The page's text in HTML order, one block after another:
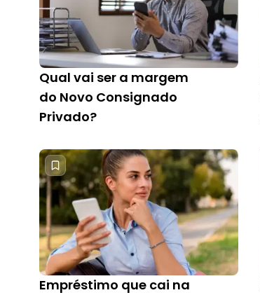
Qual vai ser a margem
do Novo Consignado
Privado?
Empréstimo que cai na